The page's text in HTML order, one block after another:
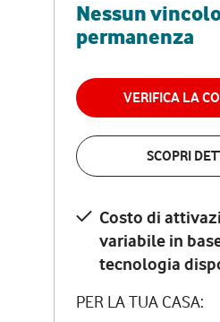
Nessun
permanenza
VERIFICA LA
SCOPRI
Costo di
variabile in
tecnologia
PER LA TUA CASA:
RETE FISSA
29,95€
Costo di
variabile
PER LA TUA